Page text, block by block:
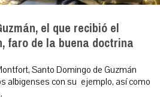
el que recibió el
faro de la buena doctrina
Santo Domingo de Guzmán
albigenses con su ejemplo, así como